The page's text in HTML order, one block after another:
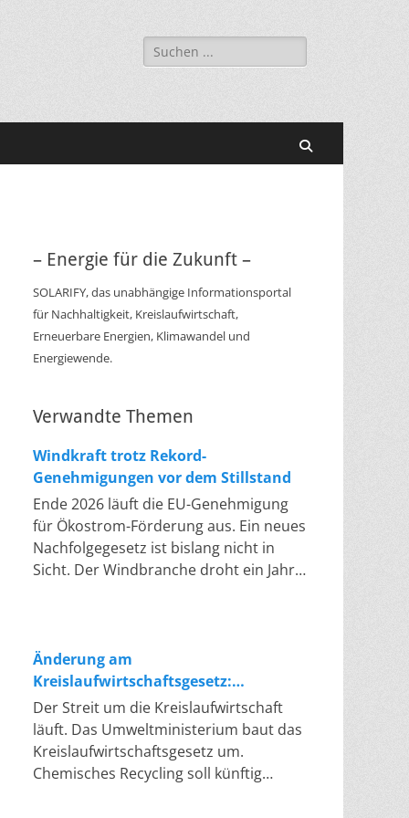
Suchen
nach:
– Energie für die Zukunft –
SOLARIFY, das unabhängige Informationsportal
für Nachhaltigkeit, Kreislaufwirtschaft,
Erneuerbare Energien, Klimawandel und
Energiewende.
Verwandte Themen
Windkraft trotz Rekord-
Genehmigungen vor dem Stillstand
Ende 2026 läuft die EU-Genehmigung
für Ökostrom-Förderung aus. Ein neues
Nachfolgegesetz ist bislang nicht in
Sicht. Der Windbranche droht ein Jahr,
Problem hat die Politik tatsächlich
gelöst, die Verfahren laufen heute
deutlich schneller. Die Halbjahresbilanz
der Branche bestätigt dieses Muster:
So viele Windräder wie nie zuvor
wurden genehmigt, doch im ersten
Halbjahr gingen netto nur rund zwei
Änderung am
Kreislaufwirtschaftsgesetz:
Chemisches Recycling soll Lücke
füllen
Der Streit um die Kreislaufwirtschaft
läuft. Das Umweltministerium baut das
Kreislaufwirtschaftsgesetz um.
Chemisches Recycling soll künftig